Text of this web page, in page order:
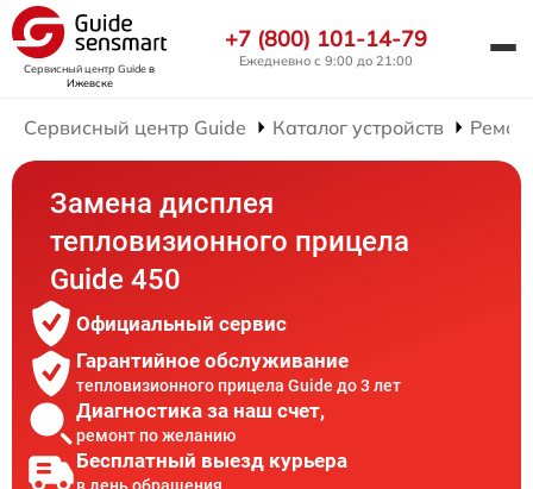
Сервисный центр Guideв
Ижевске
+7 (800) 101-14-79
Ежедневно с 9:00 до 21:00
Сервисный центр Guide Каталог устройств
Замена дисплея
тепловизионного прицела
Guide 450
Официальный сервис
Гарантийное обслуживание
тепловизионного прицела Guide до 3 лет
Диагностика за наш счет,
ремонт по желанию
Бесплатный выезд курьера